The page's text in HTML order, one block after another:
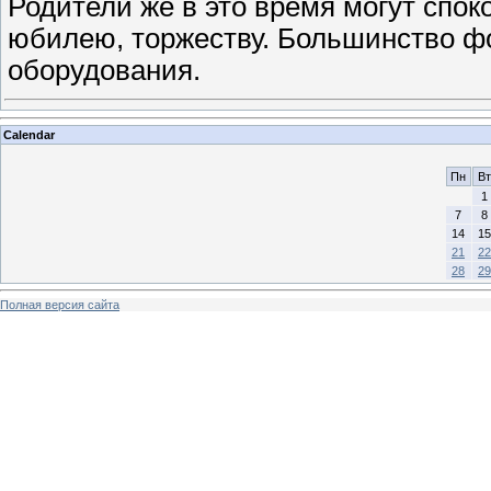
Родители же в это время могут
юбилею, торжеству. Большинство
оборудования.
Calendar
Пн
Вт
1
7
8
14
15
21
22
28
29
Полная версия сайта